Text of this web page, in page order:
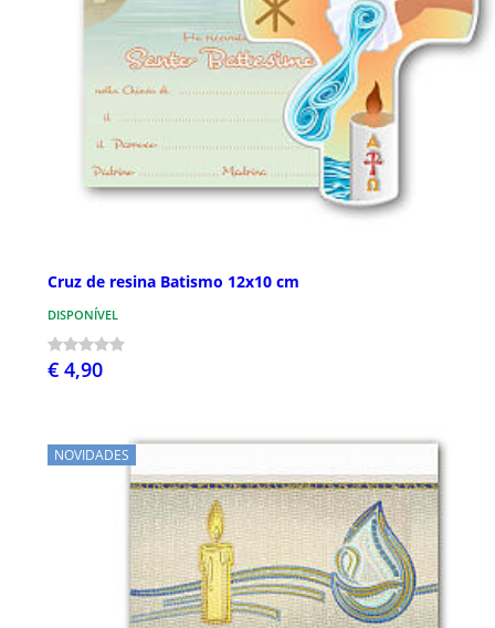
Cruz de resina Batismo 12x10 cm
DISPONÍVEL
€ 4,90
NOVIDADES